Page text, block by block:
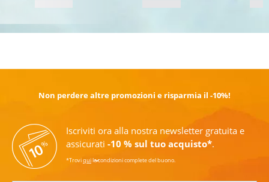
Non perdere altre promozioni e risparmia il -10%!
Iscriviti ora alla nostra newsletter gratuita e
assicurati -10 % sul tuo acquisto*.
*Troviquile condizioni complete del buono.